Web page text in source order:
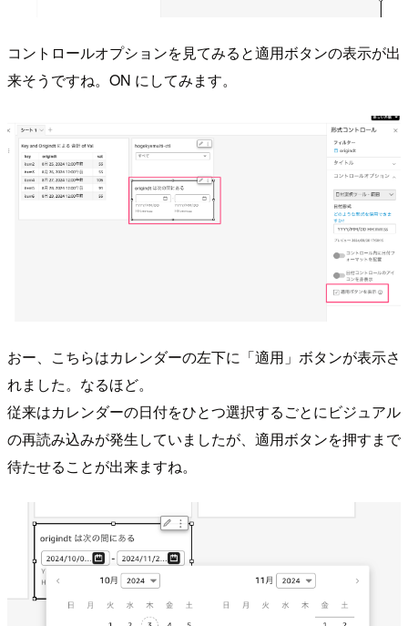
コントロールオプションを見てみると適用ボタンの表示が出
来そうですね。ON にしてみます。
おー、こちらはカレンダーの左下に「適用」ボタンが表示さ
れました。なるほど。
従来はカレンダーの日付をひとつ選択するごとにビジュアル
の再読み込みが発生していましたが、適用ボタンを押すまで
待たせることが出来ますね。